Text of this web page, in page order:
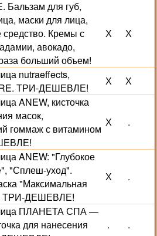
Бальзам для губ,
маски для лица,
Кремы с
авокадо,
больший объем!
Х Х
nutraeffects,
ТРИ-ДЕШЕВЛЕ!
Х Х
ANEW, кисточка
масок,
гоммаж с витамином
Х .
ANEW: "Глубокое
"Сплеш-уход".
"Максимальная
ТРИ-ДЕШЕВЛЕ!
Х .
ПЛАНЕТА СПА —
для нанесения
. .